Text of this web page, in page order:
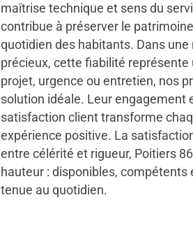
maîtrise technique et sens du
contribue à préserver le
quotidien des habitants. Dans
précieux, cette fiabilité
projet, urgence ou entretien, nos
solution idéale. Leur engagement
satisfaction client transforme
expérience positive. La
entre célérité et rigueur, Poitiers
hauteur : disponibles,
tenue au quotidien.